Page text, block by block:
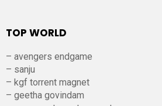
TOP WORLD
– avengers endgame
– sanju
– kgf torrent magnet
– geetha govindam